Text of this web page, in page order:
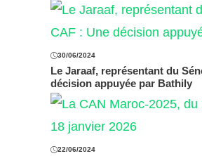
30/06/2024
Le Jaraaf, représentant du
décision appuyée par Bathily
22/06/2024